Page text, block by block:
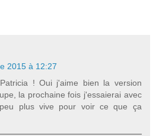
2015 à 12:27
! Oui j'aime bien la version
la prochaine fois j'essaierai avec
plus vive pour voir ce que ça